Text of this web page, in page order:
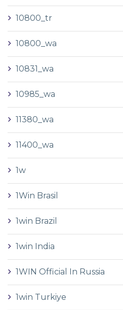
10800_tr
10800_wa
10831_wa
10985_wa
11380_wa
11400_wa
1w
1Win Brasil
1win Brazil
1win India
1WIN Official In Russia
1win Turkiye